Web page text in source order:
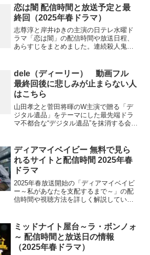
んな内容なのでしょうか？
恋は闇 配信時間と放送予定と最
終回（2025年春ドラマ）
志尊淳と岸井ゆきの主演の日テレ水曜ド
ラマ「恋は闇」の配信時間や放送日程、
あらすじをまとめました。連続殺人鬼を
dele（ディーリー） 動画フル
最終回後に悲しみが止まらない人
はこちら
山田孝之と菅田将暉のW主演で贈る「デ
ジタル遺品」をテーマにした最先端ドラ
マ不都合な“デジタル遺品”を抹消する会社
なった祐太郎。2人は任務を遂行しようと
するたび、クライアン...
ディアマイベイビー 無料で見ら
れるサイトと配信時間 2025年春
ドラマ
2025年春放送開始の「ディアマイベイビ
ー～私があなたを支配するまで～」の配
信時間や視聴方法を詳しく解説していま
か？
ミッドナイト屋台～ラ・ボンノォ
～ 配信時間と放送日の情報
（2025年春ドラマ）